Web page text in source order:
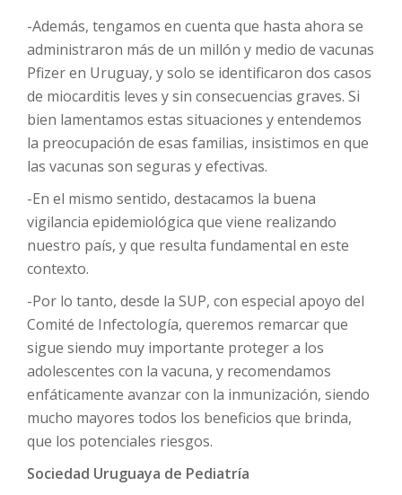
-Además, tengamos en cuenta que hasta ahora se
administraron más de un millón y medio de vacunas
Pfizer en Uruguay, y solo se identificaron dos casos
de miocarditis leves y sin consecuencias graves. Si
bien lamentamos estas situaciones y entendemos
la preocupación de esas familias, insistimos en que
las vacunas son seguras y efectivas.
-En el mismo sentido, destacamos la buena
vigilancia epidemiológica que viene realizando
nuestro país, y que resulta fundamental en este
contexto.
-Por lo tanto, desde la SUP, con especial apoyo del
Comité de Infectología, queremos remarcar que
sigue siendo muy importante proteger a los
adolescentes con la vacuna, y recomendamos
enfáticamente avanzar con la inmunización, siendo
mucho mayores todos los beneficios que brinda,
que los potenciales riesgos.
Sociedad Uruguaya de Pediatría